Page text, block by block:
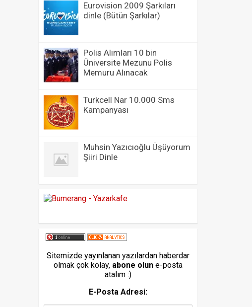
Eurovision 2009 Şarkıları
dinle (Bütün Şarkılar)
Polis Alımları 10 bin
Üniversite Mezunu Polis
Memuru Alınacak
Turkcell Nar 10.000 Sms
Kampanyası
Muhsin Yazıcıoğlu Üşüyorum
Şiiri Dinle
Sitemizde yayınlanan yazılardan haberdar
olmak çok kolay, abone olun e-posta
atalım :)
E-Posta Adresi: